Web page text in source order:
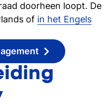
doorheen loopt. De
of in het Engels